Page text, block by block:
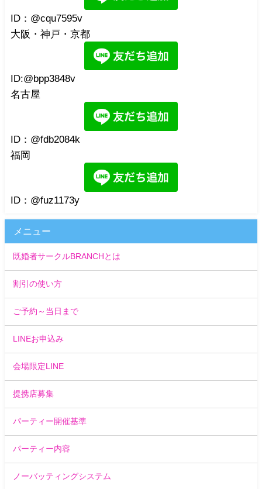
ID：@cqu7595v
大阪・神戸・京都
ID:@bpp3848v
名古屋
ID：@fdb2084k
福岡
ID：@fuz1173y
メニュー
既婚者サークルBRANCHとは
割引の使い方
ご予約～当日まで
LINEお申込み
会場限定LINE
提携店募集
パーティー開催基準
パーティー内容
ノーバッティングシステム